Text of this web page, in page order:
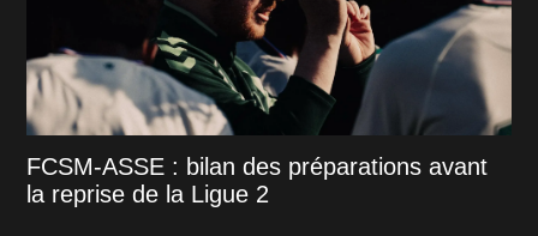
FCSM-ASSE : bilan des préparations avant
la reprise de la Ligue 2